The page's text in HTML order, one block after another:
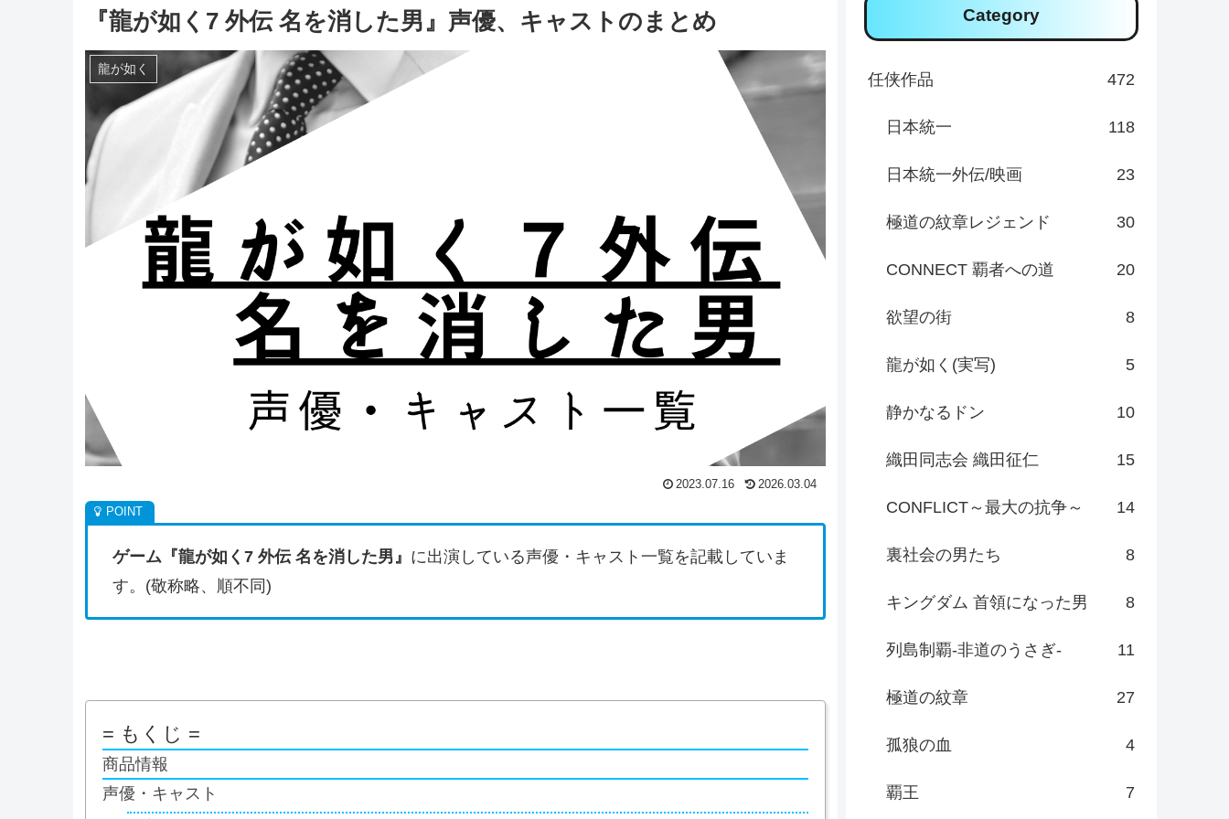
『龍が如く7 外伝 名を消した男』声優、キャストのまとめ
龍が如く
2023.07.16 2026.03.04
ゲーム『龍が如く7 外伝 名を消した男』 に出演している声優・キャスト一覧を記載していま
す。(敬称略、順不同)
= もくじ =
商品情報
声優・キャスト
Category
任侠作品 472
日本統一 118
日本統一外伝/映画 23
極道の紋章レジェンド 30
CONNECT 覇者への道 20
欲望の街 8
龍が如く(実写) 5
静かなるドン 10
織田同志会 織田征仁 15
CONFLICT～最大の抗争～ 14
裏社会の男たち 8
キングダム 首領になった男 8
列島制覇-非道のうさぎ- 11
極道の紋章 27
孤狼の血 4
覇王 7